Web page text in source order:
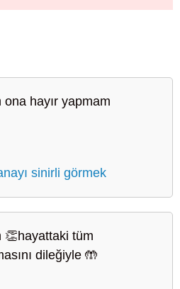
hayır yapmam
sinirli görmek
👏hayattaki tüm
dileğiyle 🤲